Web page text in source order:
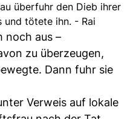
überfuhr den Dieb ihrer
und tötete ihn. - Rai
noch aus –
zu überzeugen,
Dann fuhr sie
Verweis auf lokale